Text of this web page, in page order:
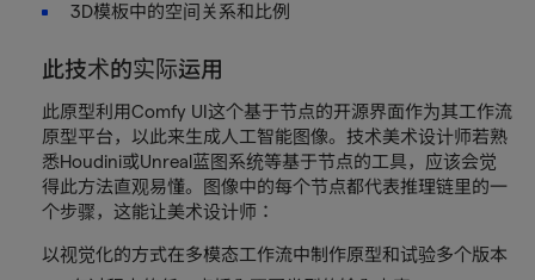
3D模板中的空间关系和比例
此技术的实际运用
此原型利用Comfy UI这个基于节点的开源界面作为其工作流
原型平台，以此来生成人工智能图像。技术美术设计师若熟
悉Houdini或Unreal蓝图系统等基于节点的工具，应该会觉
得此方法直观易懂。图像中的每个节点都代表推理链里的一
个步骤，这能让美术设计师：
以视觉化的方式在多模态工作流中制作原型和试验多个版本